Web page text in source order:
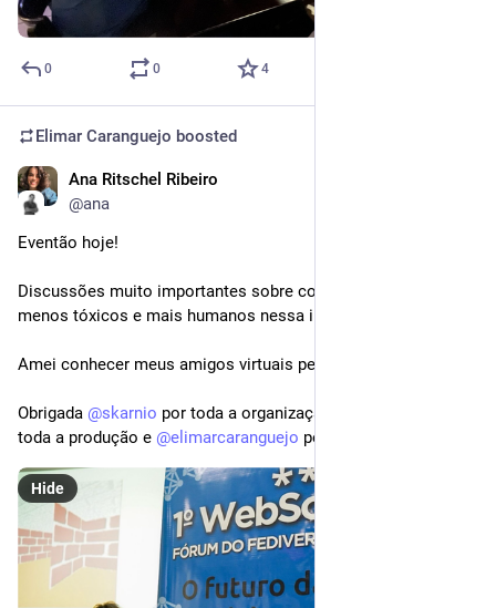
0 0 4
Elimar Caranguejo boosted
Ana Ritschel Ribeiro
@ana
Eventão hoje!
Discussões muito importantes sobre como criar espaços
menos tóxicos e mais humanos nessa internet de meu deus!
Amei conhecer meus amigos virtuais pessoalmente!!
Obrigada @skarnio por toda a organização,
toda a produção e @elimarcaranguejo pelas fotonas!!
Hide